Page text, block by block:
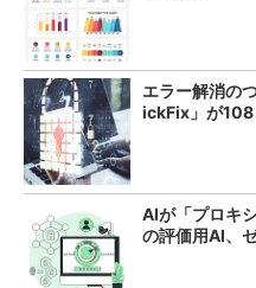
エラー解消の
ickFix」が
AIが「プロキ
の評価用AI、